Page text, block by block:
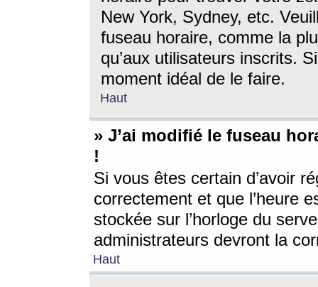
New York, Sydney, etc.
fuseau horaire, comme la
qu’aux utilisateurs inscrits.
moment idéal de le faire.
Haut
» J’ai modifié le fuseau
!
Si vous êtes certain d’avoir
correctement et que l’heure
stockée sur l’horloge du
administrateurs devront la
Haut